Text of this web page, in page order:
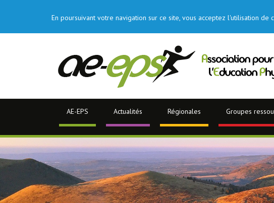
En poursuivant votre navigation sur ce site, vous acceptez l'utilisation
AE-EPS Actualités Régionales Groupes